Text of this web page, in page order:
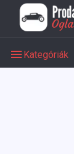
Kategóriák